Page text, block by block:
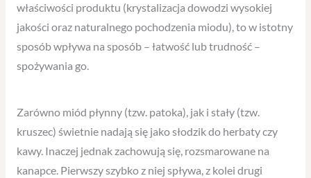
właściwości produktu (krystalizacja dowodzi wysokiej
jakości oraz naturalnego pochodzenia miodu), to w istotny
sposób wpływa na sposób – łatwość lub trudność –
spożywania go.
Zarówno miód płynny (tzw. patoka), jak i stały (tzw.
kruszec) świetnie nadają się jako słodzik do herbaty czy
kawy. Inaczej jednak zachowują się, rozsmarowane na
kanapce. Pierwszy szybko z niej spływa, z kolei drugi